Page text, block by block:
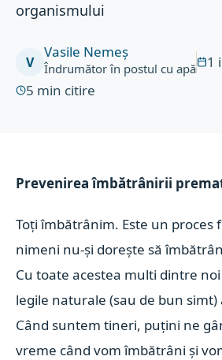
organismului
V
Vasile Nemeș
Îndrumător în postul cu apă
1
5 min citire
Prevenirea îmbătrânirii
Toți îmbătrânim. Este un proces
nimeni nu-și dorește să
Cu toate acestea multi dintre
legile naturale (sau de bun simt)
Când suntem tineri, puțini ne
vreme când vom îmbătrâni și